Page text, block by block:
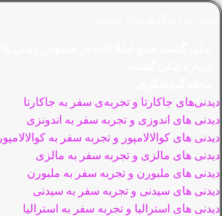
دیدنی‌های جاکارتا و تجربه‌ی سفر به جاکارتا
دیدنی های اندوزی و تجربه سفر به اندونزی
دیدنی های کوالالامپور و تجربه سفر به کوالالامپور
دیدنی های مالزی و تجربه سفر به مالزی
دیدنی های ملبورن و تجربه سفر به ملبورن
دیدنی های سیدنی و تجربه سفر به سیدنی
دیدنی های استرالیا و تجربه سفر به استرالیا